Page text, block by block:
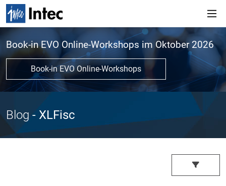
Book-in EVO Online-Workshops im Oktober 2026
Book-in EVO Online-Workshops
Blog - XLFisc